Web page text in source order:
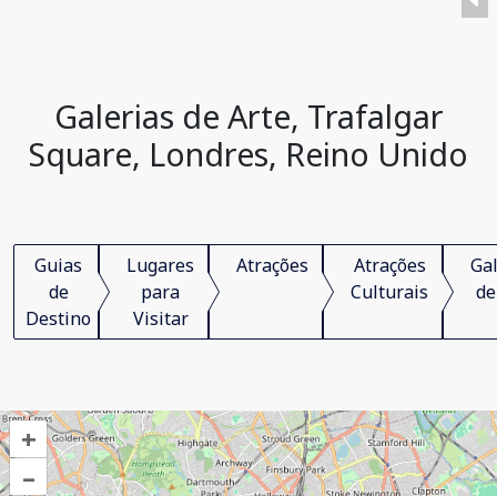
Galerias de Arte, Trafalgar
Square, Londres, Reino Unido
Guias
de
Destino
Lugares
para
Visitar
Atrações
Atrações
Culturais
+
–